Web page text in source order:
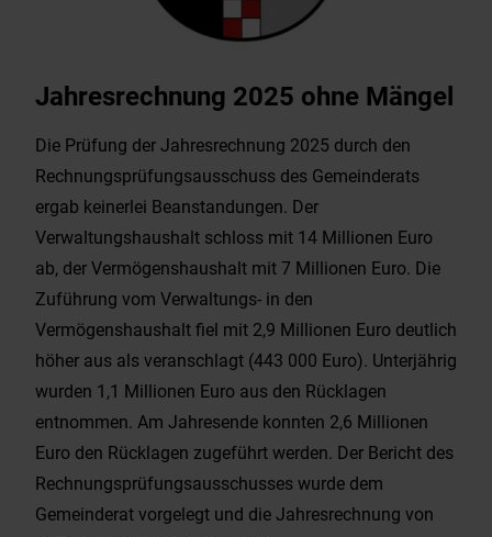
Jahresrechnung 2025 ohne Mängel
Die Prüfung der Jahresrechnung 2025 durch den
Rechnungsprüfungsausschuss des Gemeinderats
ergab keinerlei Beanstandungen. Der
Verwaltungshaushalt schloss mit 14 Millionen Euro
ab, der Vermögenshaushalt mit 7 Millionen Euro. Die
Zuführung vom Verwaltungs- in den
Vermögenshaushalt fiel mit 2,9 Millionen Euro deutlich
höher aus als veranschlagt (443 000 Euro). Unterjährig
wurden 1,1 Millionen Euro aus den Rücklagen
entnommen. Am Jahresende konnten 2,6 Millionen
Euro den Rücklagen zugeführt werden. Der Bericht des
Rechnungsprüfungsausschusses wurde dem
Gemeinderat vorgelegt und die Jahresrechnung von